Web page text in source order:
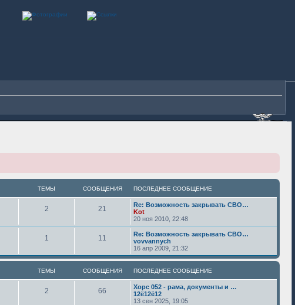
ТЕМЫ СООБЩЕНИЯ ПОСЛЕДНЕЕ СООБЩЕНИЕ
2 21
Re: Возможность закрывать СВО…
Kot
20 ноя 2010, 22:48
1 11
Re: Возможность закрывать СВО…
vovvannych
16 апр 2009, 21:32
ТЕМЫ СООБЩЕНИЯ ПОСЛЕДНЕЕ СООБЩЕНИЕ
2 66
Хорс 052 - рама, документы и …
12ё12ё12
13 сен 2025, 19:05